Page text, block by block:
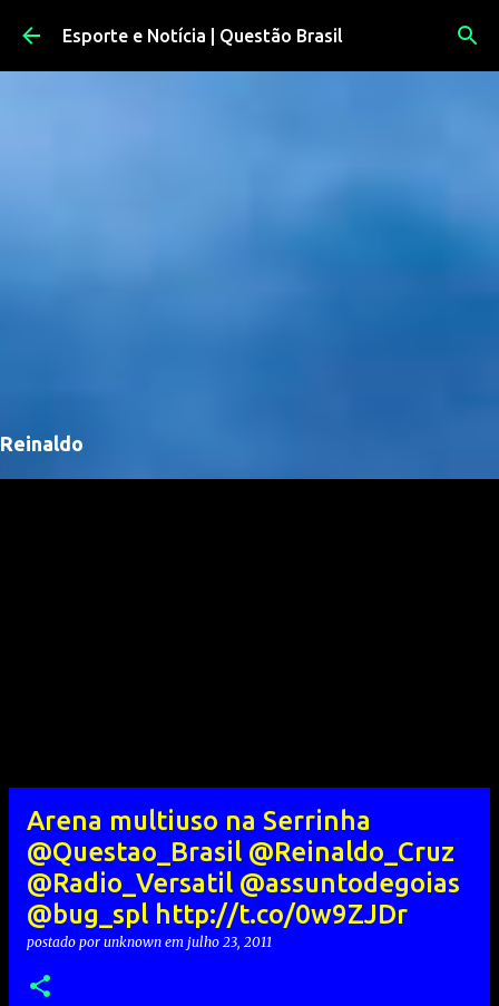
Pular para o conteúdo principal
Esporte e Notícia | Questão Brasil
Reinaldo
Arena multiuso na Serrinha
@Questao_Brasil @Reinaldo_Cruz
@Radio_Versatil @assuntodegoias
@bug_spl http://t.co/0w9ZJDr
postado por unknown em julho 23, 2011